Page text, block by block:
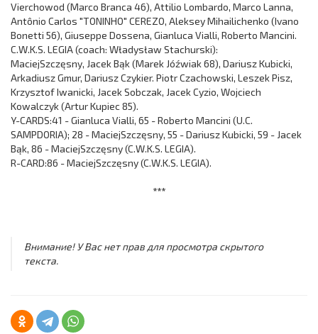
Vierchowod (Marco Branca 46), Attilio Lombardo, Marco Lanna,
Antônio Carlos "TONINHO" CEREZO, Aleksey Mihailichenko (Ivano
Bonetti 56), Giuseppe Dossena, Gianluca Vialli, Roberto Mancini.
C.W.K.S. LEGIA (coach: Władysław Stachurski):
MaciejSzczęsny, Jacek Bąk (Marek Jóźwiak 68), Dariusz Kubicki,
Arkadiusz Gmur, Dariusz Czykier. Piotr Czachowski, Leszek Pisz,
Krzysztof Iwanicki, Jacek Sobczak, Jacek Cyzio, Wojciech
Kowalczyk (Artur Kupiec 85).
Y-CARDS:41 - Gianluca Vialli, 65 - Roberto Mancini (U.C.
SAMPDORIA); 28 - MaciejSzczęsny, 55 - Dariusz Kubicki, 59 - Jacek
Bąk, 86 - MaciejSzczęsny (C.W.K.S. LEGIA).
R-CARD:86 - MaciejSzczęsny (C.W.K.S. LEGIA).
***
Внимание! У Вас нет прав для просмотра скрытого
текста.